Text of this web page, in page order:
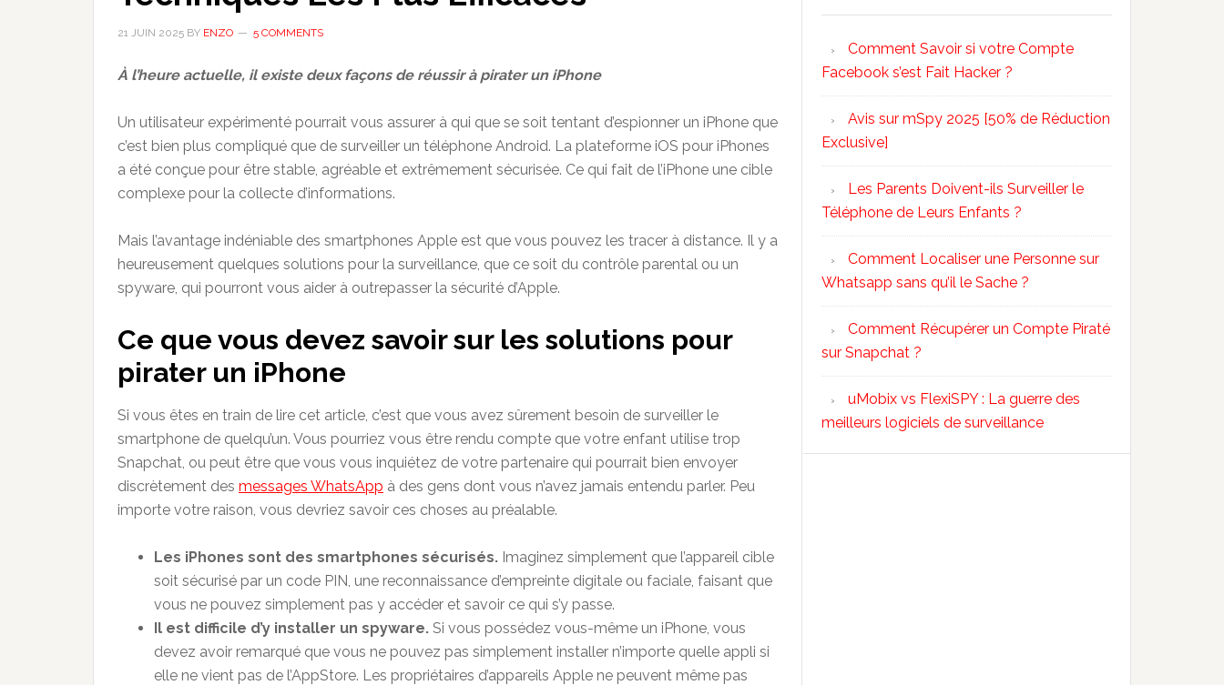
21 JUIN 2025 BY ENZO 5 COMMENTS
À l’heure actuelle, il existe deux façons de réussir à pirater un iPhone
Un utilisateur expérimenté pourrait vous assurer à qui que se soit tentant d’espionner un iPhone que
c’est bien plus compliqué que de surveiller un téléphone Android. La plateforme iOS pour iPhones
a été conçue pour être stable, agréable et extrêmement sécurisée. Ce qui fait de l’iPhone une cible
complexe pour la collecte d’informations.
Mais l’avantage indéniable des smartphones Apple est que vous pouvez les tracer à distance. Il y a
heureusement quelques solutions pour la surveillance, que ce soit du contrôle parental ou un
spyware, qui pourront vous aider à outrepasser la sécurité d’Apple.
Ce que vous devez savoir sur les solutions pour
pirater un iPhone
Si vous êtes en train de lire cet article, c’est que vous avez sûrement besoin de surveiller le
smartphone de quelqu’un. Vous pourriez vous être rendu compte que votre enfant utilise trop
Snapchat, ou peut être que vous vous inquiétez de votre partenaire qui pourrait bien envoyer
discrètement des messages WhatsApp à des gens dont vous n’avez jamais entendu parler. Peu
importe votre raison, vous devriez savoir ces choses au préalable.
Les iPhones sont des smartphones sécurisés. Imaginez simplement que l’appareil cible
soit sécurisé par un code PIN, une reconnaissance d’empreinte digitale ou faciale, faisant que
vous ne pouvez simplement pas y accéder et savoir ce qui s’y passe.
Il est difficile d’y installer un spyware. Si vous possédez vous-même un iPhone, vous
devez avoir remarqué que vous ne pouvez pas simplement installer n’importe quelle appli si
elle ne vient pas de l’AppStore. Les propriétaires d’appareils Apple ne peuvent même pas
Comment Savoir si votre Compte
Facebook s’est Fait Hacker ?
Avis sur mSpy 2025 [50% de Réduction
Exclusive]
Les Parents Doivent-ils Surveiller le
Téléphone de Leurs Enfants ?
Comment Localiser une Personne sur
Whatsapp sans qu’il le Sache ?
Comment Récupérer un Compte Piraté
sur Snapchat ?
uMobix vs FlexiSPY : La guerre des
meilleurs logiciels de surveillance